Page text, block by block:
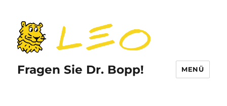
Fragen Sie Dr. Bopp! MENÜ